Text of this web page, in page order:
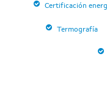
Certificación
Termografía